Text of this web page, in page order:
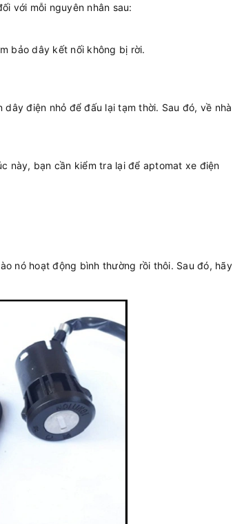
với mỗi nguyên nhân sau:
bảo dây kết nối không bị rời.
điện nhỏ để đấu lại tạm thời. Sau đó, về nhà
này, bạn cần kiểm tra lại để aptomat xe điện
nó hoạt động bình thường rồi thôi. Sau đó, hãy